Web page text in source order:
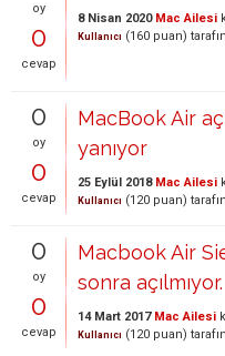
oy
0
cevap
8 Nisan 2020 Mac Ailesi
Kullanıcı (160 puan)
0
oy
0
cevap
MacBook Air
yanıyor
25 Eylül 2018 Mac Ailesi
Kullanıcı (120 puan)
0
oy
0
cevap
Macbook Air
sonra açılmıyor.
14 Mart 2017 Mac Ailesi
Kullanıcı (120 puan)